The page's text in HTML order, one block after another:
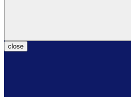
close